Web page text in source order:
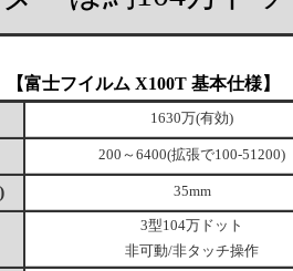
【富士フイルム X100T 基本仕様】
1630万(有効)
200～6400(拡張で100-51200)
35mm
3型104万ドット
非可動/非タッチ操作